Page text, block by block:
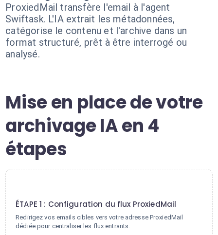
ProxiedMail transfère l'email à l'agent
Swiftask. L'IA extrait les métadonnées,
catégorise le contenu et l'archive dans un
format structuré, prêt à être interrogé ou
analysé.
Mise en place de votre
archivage IA en 4
étapes
ÉTAPE 1 : Configuration du flux ProxiedMail
Redirigez vos emails cibles vers votre adresse ProxiedMail
dédiée pour centraliser les flux entrants.